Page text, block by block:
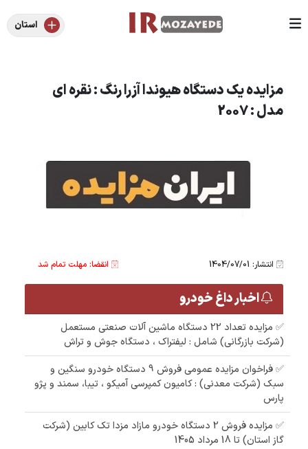
استان
مزایده یک دستگاه هیوندا آزرا رنگ : نقره ای
مدل : 2007
انتشار: 1404/07/01 انقضا: مهلت تمام شد
اخبار داغ خودرو
✅ مزایده تعداد 22 دستگاه ماشین آلات صنعتی مستعمل
(شرکت بازرگانی) شامل : لیفتراک ، دستگاه جوش و تراش
✅ فراخوان مزایده عمومی فروش 9 دستگاه خودرو سنگین و
سبک (شرکت معدنی) : کامیون کمپرسی آمیکو ، تیبا، سمند و پژو
پارس
✅ مزایده فروش 2 دستگاه خودرو مازاد مزدا تک کابین (شرکت
گاز استان) تا 18 مرداد 1405